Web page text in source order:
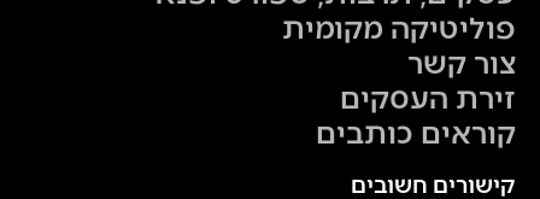
פוליטיקה מקומית
צור קשר
זירת העסקים
קוראים כותבים
קישורים חשובים